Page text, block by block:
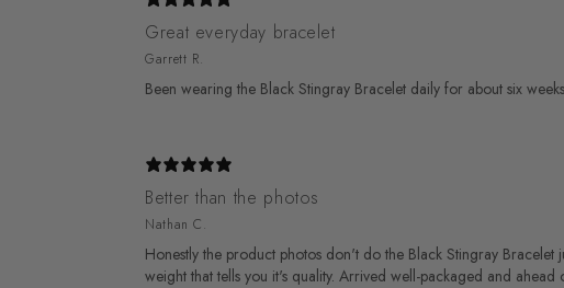
Great everyday bracelet
Garrett R.
Been wearing the Black Stingray Bracelet daily for about six
Better than the photos
Nathan C.
Honestly the product photos don't do the Black Stingray
weight that tells you it's quality. Arrived well-packaged and